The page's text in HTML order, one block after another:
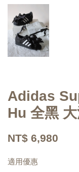
Adidas
Hu 全黑
NT$ 6,980
適用優惠